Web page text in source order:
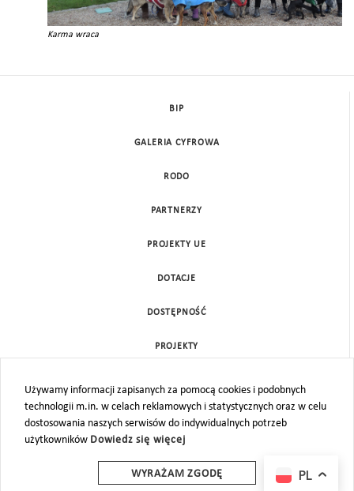
Karma wraca
Używamy informacji zapisanych za pomocą cookies i podobnych
technologii m.in. w celach reklamowych i statystycznych oraz w celu
dostosowania naszych serwisów do indywidualnych potrzeb
użytkowników Dowiedz się więcej
WYRAŻAM ZGODĘ
BIP
GALERIA CYFROWA
RODO
PARTNERZY
PROJEKTY UE
DOTACJE
DOSTĘPNOŚĆ
PROJEKTY
MAPA STRONY
PL